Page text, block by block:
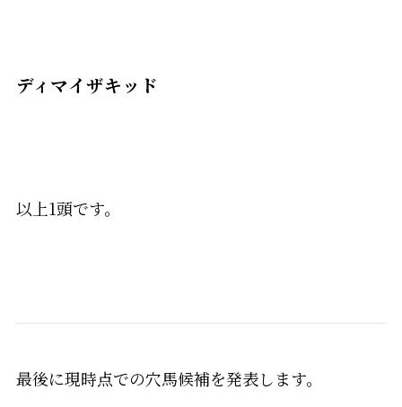
ディマイザキッド
以上1頭です。
最後に現時点での穴馬候補を発表します。